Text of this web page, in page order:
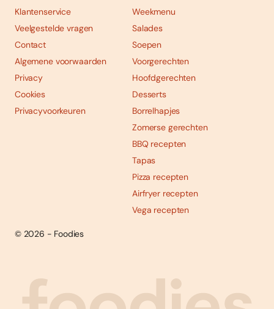
Abonneren
Klantenservice
Veelgestelde vragen
Contact
Algemene voorwaarden
Privacy
Cookies
Privacyvoorkeuren
Weekmenu
Salades
Soepen
Voorgerechten
Hoofdgerechten
Desserts
Borrelhapjes
Zomerse gerechten
BBQ recepten
Tapas
Pizza recepten
Airfryer recepten
Vega recepten
© 2026 - Foodies